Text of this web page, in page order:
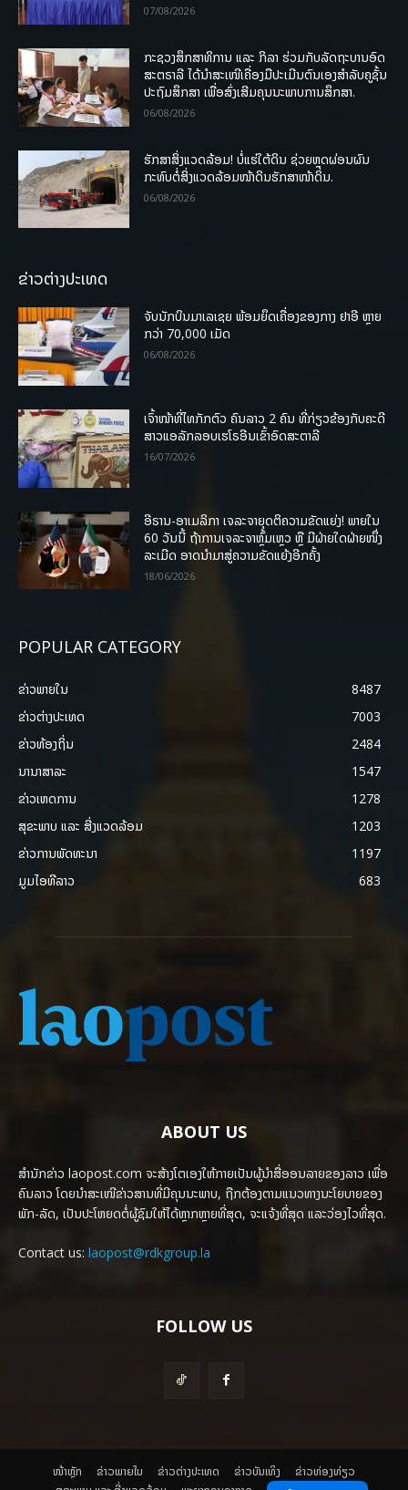
07/08/2026
ກະຊວງສຶກສາທິການ ແລະ ກິລາ ຮ່ວມກັບລັດຖະບານອົດ
ສະຕຣາລີ ໄດ້ນຳສະເໜີເຄື່ອງມືປະເມີນຕົນເອງສຳລັບຄູຊັ້ນ
ປະຖົມສຶກສາ ເພື່ອສົ່ງເສີມຄຸນນະພາບການສຶກສາ.
06/08/2026
ຮັກສາສິ່ງແວດລ້ອມ! ບໍ່ແຮ່ໃຕ້ດິນ ຊ່ວຍຫຼຸດຜ່ອນຜົນ
ກະທົບຕໍ່ສິ່ງແວດລ້ອມໜ້າດິນຮັກສາໜ້າດິນ.
06/08/2026
ຂ່າວຕ່າງປະເທດ
ຈັບນັກບິນມາເລເຊຍ ພ້ອມຍຶດເຄື່ອງຂອງກາງ ຢາອີ ຫຼາຍ
ກວ່າ 70,000 ເມັດ
06/08/2026
ເຈົ້າໜ້າທີ່ໄທກັກຕົວ ຄົນລາວ 2 ຄົນ ທີ່ກ່ຽວຂ້ອງກັບຄະດີ
ສາວແອລັກລອບເຮໂຣອີນເຂົ້າອົດສະຕາລີ
16/07/2026
ອີຣານ-ອາເມລິກາ ເຈລະຈາຍຸດຕິຄວາມຂັດແຍ່ງ! ພາຍໃນ
60 ວັນນີ້ ຖ້າການເຈລະຈາຫຼົ້ມເຫຼວ ຫຼື ມີຝ່າຍໃດຝ່າຍໜຶ່ງ
ລະເມີດ ອາດນໍາມາສູ່ຄວາມຂັດແຍ້ງອີກຄັ້ງ
18/06/2026
POPULAR CATEGORY
ຂ່າວພາຍ​ໃນ
8487
ຂ່າວຕ່າງປະເທດ
7003
ຂ່າວທ້ອງຖິ່ນ
2484
ນານາສາລະ
1547
ຂ່າວເຫດການ
1278
ສຸຂະພາບ ແລະ ສີ່ງແວດລ້ອມ
1203
ຂ່າວການພັດທະນາ
1197
ມູມໄອທີລາວ
683
ABOUT US
ສຳນັກຂ່າວ laopost.com ຈະສ້າງໂຕເອງໃຫ້ກາຍເປັນຜູ້ນຳສື່ອອນລາຍຂອງລາວ ເພື່ອ
ຄົນລາວ ໂດຍນຳສະເໜີຂ່າວສານທີ່ມີຄຸນນະພາບ, ຖືກຕ້ອງຕາມແນວທາງນະໂຍບາຍຂອງ
ພັກ-ລັດ, ເປັນປະໂຫຍດຕໍ່ຜູ້ຊົມໃຫ້ໄດ້ຫຼາກຫຼາຍທີ່ສຸດ, ຈະແຈ້ງທີ່ສຸດ ແລະວ່ອງໄວທີ່ສຸດ.
Contact us: laopost@rdkgroup.la
FOLLOW US
ໜ້າຫຼັກ ຂ່າວພາຍ​ໃນ ຂ່າວຕ່າງປະເທດ ​ຂ່າວບັນເທິງ
​ຂ່າວທ່ອງທ່ຽວ